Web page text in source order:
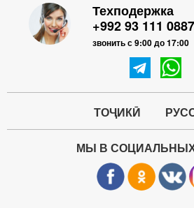
Техподержка
+992 93 111 0887
звонить с 9:00 до 17:00
ТОҶИКӢ
МЫ В